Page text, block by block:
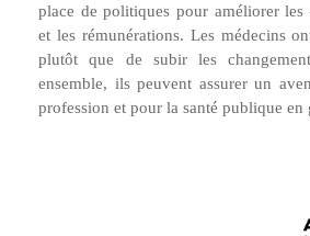
place de politiques pour améliorer
et les rémunérations. Les médecins
plutôt que de subir les
ensemble, ils peuvent assurer un
profession et pour la santé publique en